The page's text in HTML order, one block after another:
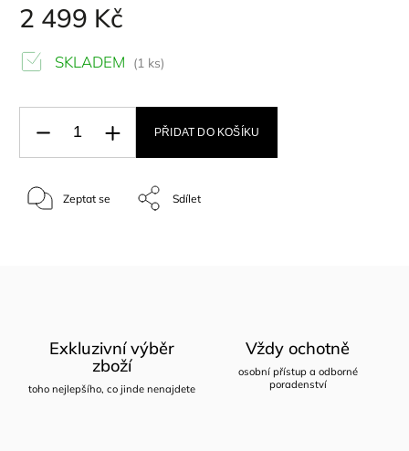
2 499 Kč
SKLADEM (1 ks)
PŘIDAT DO KOŠÍKU
Zeptat se Sdílet
Exkluzivní výběr
zboží
toho nejlepšího, co jinde nenajdete
Vždy ochotně
osobní přístup a odborné
poradenství